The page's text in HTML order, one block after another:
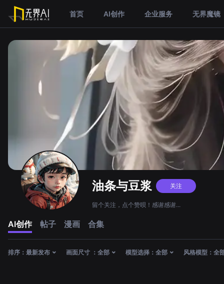
首页 AI创作 企业服务 无界魔镜
油条与豆浆 关注
留个关注，点个赞呗！感谢感谢...
AI创作 帖子 漫画 合集
排序： 最新发布 画面尺寸 ： 全部 模型选择： 全部 风格模型： 全